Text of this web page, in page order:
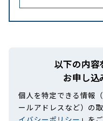
以下の内容
お申し込
個人を特定できる情報
ールアドレスなど）の